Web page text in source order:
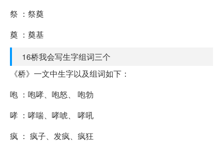
祭 ：祭奠
奠 ：奠基
16桥我会写生字组词三个
《桥》一文中生字以及组词如下：
咆 ：咆哮、咆怒、 咆勃
哮 ：哮喘、哮唬、 哮吼
疯 ： 疯子、发疯、疯狂